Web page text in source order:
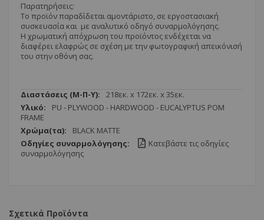
Παρατηρήσεις:
Το προϊόν παραδίδεται αμοντάριστο, σε εργοστασιακή
συσκευασία και με αναλυτικό οδηγό συναρμολόγησης.
Η χρωματική απόχρωση του προϊόντος ενδέχεται να
διαφέρει ελαφρώς σε σχέση με την φωτογραφική απεικόνισή
του στην οθόνη σας.
Περισσότερες
Πληροφορίες
218εк. x 172εк. x 35εк.
PU - PLYWOOD - HARDWOOD - EUCALYPTUS POM
FRAME
BLACK MATTE
Κατεβάστε τις οδηγίες
συναρμολόγησης
Σχετικά Προϊόντα